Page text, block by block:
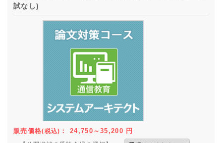
試なし)
販売価格(税込) ：24,750～35,200 円